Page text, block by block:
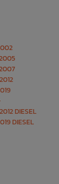
DIESEL
DIESEL